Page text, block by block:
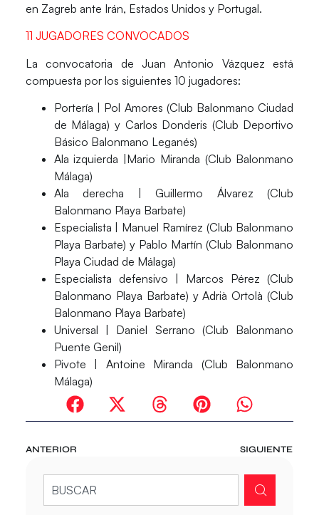
en Zagreb ante Irán, Estados Unidos y Portugal.
11 JUGADORES CONVOCADOS
La convocatoria de Juan Antonio Vázquez está
compuesta por los siguientes 10 jugadores:
Portería | Pol Amores (Club Balonmano Ciudad
de Málaga) y Carlos Donderis (Club Deportivo
Básico Balonmano Leganés)
Ala izquierda |Mario Miranda (Club Balonmano
Málaga)
Ala derecha | Guillermo Álvarez (Club
Balonmano Playa Barbate)
Especialista | Manuel Ramírez (Club Balonmano
Playa Barbate) y Pablo Martín (Club Balonmano
Playa Ciudad de Málaga)
Especialista defensivo | Marcos Pérez (Club
Balonmano Playa Barbate) y Adrià Ortolà (Club
Balonmano Playa Barbate)
Universal | Daniel Serrano (Club Balonmano
Puente Genil)
Pivote | Antoine Miranda (Club Balonmano
Málaga)
ANTERIOR SIGUIENTE